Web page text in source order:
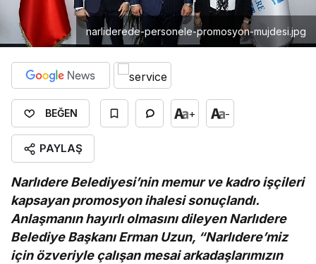
narliderede-personele-promosyon-mujdesi.jpg
BEĞEN + -
PAYLAŞ
Narlıdere Belediyesi’nin memur ve kadro işçileri
kapsayan promosyon ihalesi sonuçlandı.
Anlaşmanın hayırlı olmasını dileyen Narlıdere
Belediye Başkanı Erman Uzun, “Narlıdere’miz
için özveriyle çalışan mesai arkadaşlarımızın